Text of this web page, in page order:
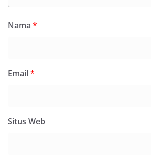
Nama *
Email*
Situs Web